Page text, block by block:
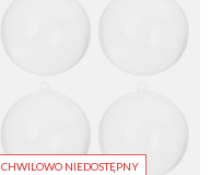
CHWILOWO NIEDOSTĘPNY